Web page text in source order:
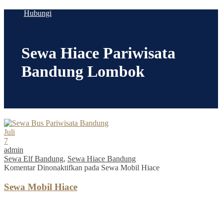
Hubungi
Sewa Hiace Pariwisata
Bandung Lombok
Juli
7
admin
Sewa Elf Bandung, Sewa Hiace Bandung
Komentar Dinonaktifkan pada Sewa Mobil Hiace
Sewa Mobil Hiace